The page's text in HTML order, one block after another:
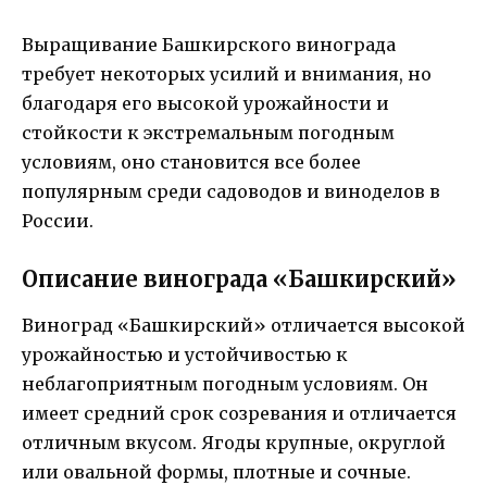
Выращивание Башкирского винограда
требует некоторых усилий и внимания, но
благодаря его высокой урожайности и
стойкости к экстремальным погодным
условиям, оно становится все более
популярным среди садоводов и виноделов в
России.
Описание винограда «Башкирский»
Виноград «Башкирский» отличается высокой
урожайностью и устойчивостью к
неблагоприятным погодным условиям. Он
имеет средний срок созревания и отличается
отличным вкусом. Ягоды крупные, округлой
или овальной формы, плотные и сочные.